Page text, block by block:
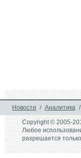
Новости / Аналитика /
Copyright © 2005-
Любое
разрешается